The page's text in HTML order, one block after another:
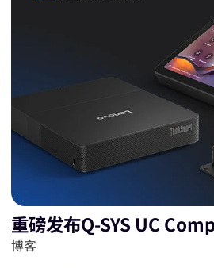
重磅发布Q-SYS UC
博客